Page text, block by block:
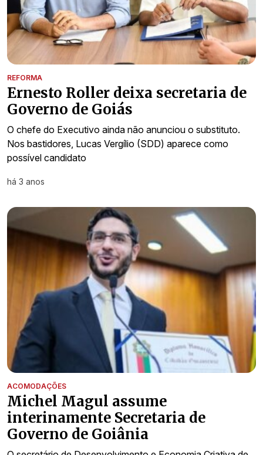
REFORMA
Ernesto Roller deixa secretaria de
Governo de Goiás
O chefe do Executivo ainda não anunciou o substituto.
Nos bastidores, Lucas Vergílio (SDD) aparece como
possível candidato
há 3 anos
ACOMODAÇÕES
Michel Magul assume
interinamente Secretaria de
Governo de Goiânia